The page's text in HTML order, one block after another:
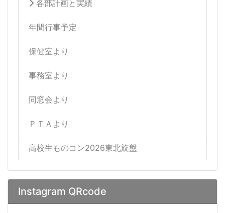
各部計画と実績
年間行事予定
保健室より
事務室より
同窓会より
ＰＴＡより
高校生ものコン2026東北旋盤
Instagram QRcode